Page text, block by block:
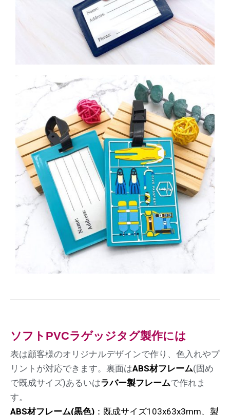
ソフトPVCラゲッジタグ製作には
表は顧客様のオリジナルデザインで作り、色入れやプ
リントが対応できます。裏面はABS材フレーム(固め
で既成サイズ)あるいはラバー製フレームで作れま
す。
ABS材フレーム(黒色) ：既成サイズ103x63x3mm、製